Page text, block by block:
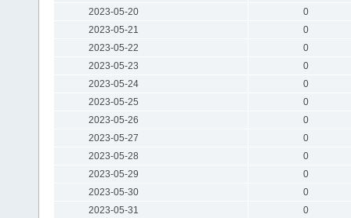
2023-05-20
0
2023-05-21
0
2023-05-22
0
2023-05-23
0
2023-05-24
0
2023-05-25
0
2023-05-26
0
2023-05-27
0
2023-05-28
0
2023-05-29
0
2023-05-30
0
2023-05-31
0